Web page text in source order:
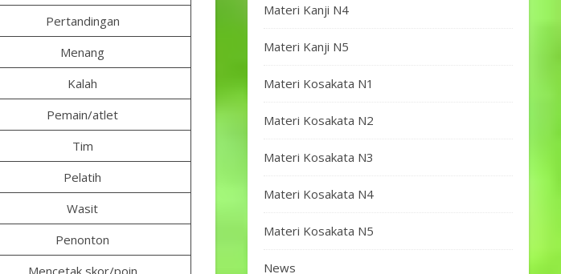
Pertandingan
Menang
Kalah
Pemain/atlet
Tim
Pelatih
Wasit
Penonton
Mencetak skor/poin
Materi Kanji N4
Materi Kanji N5
Materi Kosakata N1
Materi Kosakata N2
Materi Kosakata N3
Materi Kosakata N4
Materi Kosakata N5
News